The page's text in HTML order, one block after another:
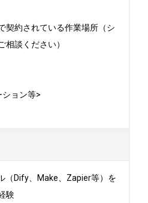
契約されている作業場所（シ
相談ください）
ョン等>
（Dify、Make、Zapier等）を
験